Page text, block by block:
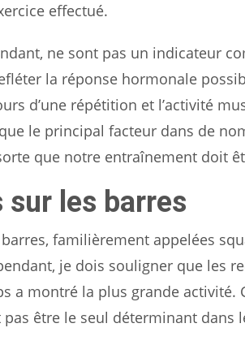
effectué.
ne sont pas un indicateur
la réponse hormonale
d’une répétition et l’activité
le principal facteur dans de
que notre entraînement doit
sur les barres
familièrement appelées
je dois souligner que les
a montré la plus grande activité.
être le seul déterminant dans